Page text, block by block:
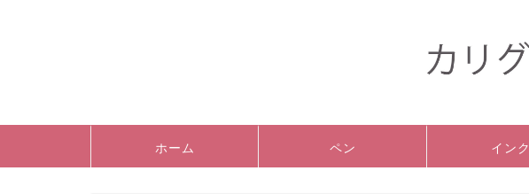
ホーム ペン インク